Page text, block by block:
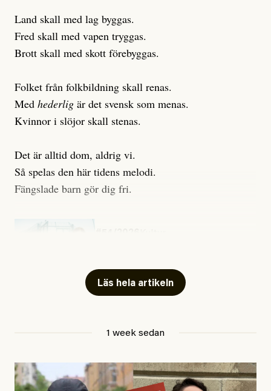
Land skall med lag byggas.
Fred skall med vapen tryggas.
Brott skall med skott förebyggas.
Folket från folkbildning skall renas.
Med hederlig är det svensk som menas.
Kvinnor i slöjor skall stenas.
Det är alltid dom, aldrig vi.
Så spelas den här tidens melodi.
Fängslade barn gör dig fri.
Läs hela artikeln
1 week sedan